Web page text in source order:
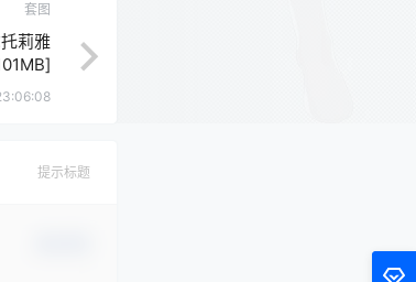
套图
莉雅
提示标题